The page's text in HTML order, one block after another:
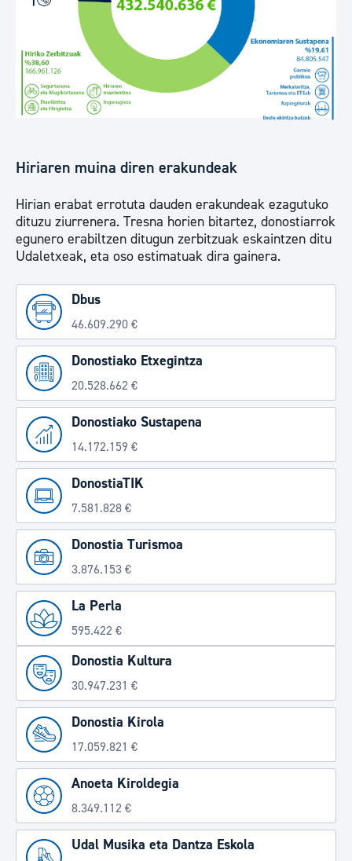
Hiriaren muina diren erakundeak
Hirian erabat errotuta dauden erakundeak ezagutuko
dituzu ziurrenera. Tresna horien bitartez, donostiarrok
egunero erabiltzen ditugun zerbitzuak eskaintzen ditu
Udaletxeak, eta oso estimatuak dira gainera.
Dbus
46.609.290 €
Donostiako Etxegintza
20.528.662 €
Donostiako Sustapena
14.172.159 €
DonostiaTIK
7.581.828 €
Donostia Turismoa
3.876.153 €
La Perla
595.422 €
Donostia Kultura
30.947.231 €
Donostia Kirola
17.059.821 €
Anoeta Kiroldegia
8.349.112 €
Udal Musika eta Dantza Eskola